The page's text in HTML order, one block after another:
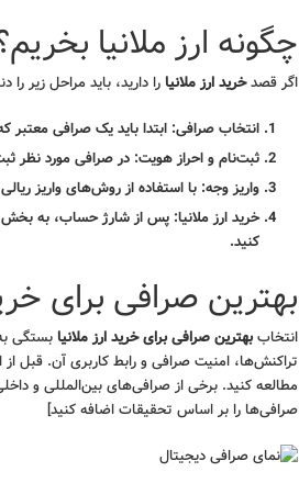
چگونه ارز ملانیا
اگر قصدخرید ارز ملانیا را دارید، باید مراحل زیر را
انتخاب صرافی: ابتدا باید یک صرافی معتبر
ثبت‌نام و احراز هویت: در صرافی مورد نظر
واریز وجه: با استفاده از روش‌های واریز
خرید ارز ملانیا: پس از شارژ حساب، به بخش
کنید.
بهترین صرافی برای
انتخاببهترین صرافی برای خرید ارز ملانیا بستگی
تراکنش‌ها، امنیت صرافی و رابط کاربری آن. قبل از
مطالعه کنید. برخی از صرافی‌های بین‌المللی و
صرافی‌ها را بر اساس تحقیقات اضافه کنید]